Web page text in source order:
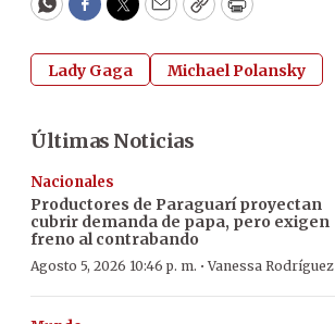
WhatsApp
Facebook
Twitter
EmailCopyPrint
Lady Gaga Michael Polansky
Últimas Noticias
Nacionales
Productores de Paraguarí proyectan
cubrir demanda de papa, pero exigen
freno al contrabando
Agosto 5, 2026 10:46 p. m. ·Vanessa Rodríguez